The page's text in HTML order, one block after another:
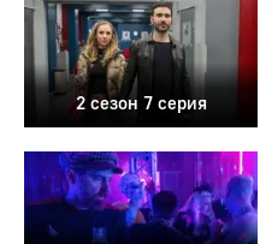
2 сезон 7 серия